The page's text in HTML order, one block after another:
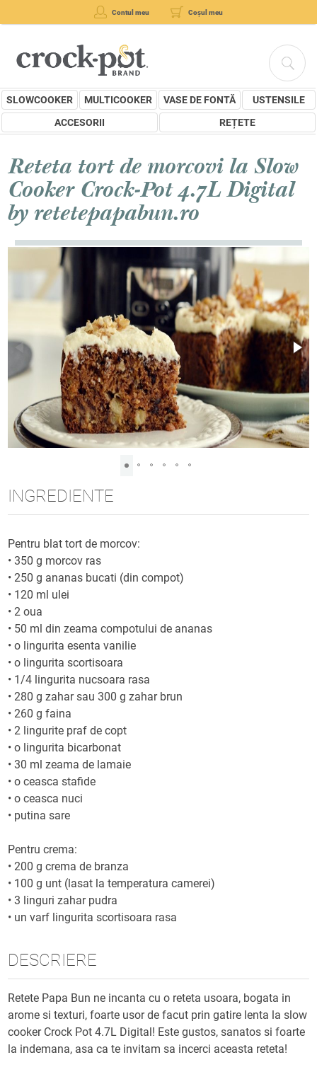
Contul meu Coșul meu
SLOWCOOKER MULTICOOKER VASE DE FONTĂ
USTENSILE
ACCESORII
REȚETE
Reteta tort de morcovi la Slow
Cooker Crock-Pot 4.7L Digital
by retetepapabun.ro
INGREDIENTE
Pentru blat tort de morcov:
•350 g morcov ras
• 250 g ananas bucati (din compot)
• 120 ml ulei
• 2 oua
• 50 ml din zeama compotului de ananas
•o lingurita esenta vanilie
•o lingurita scortisoara
• 1/4 lingurita nucsoara rasa
• 280 g zahar sau 300 g zahar brun
• 260 g faina
• 2 lingurite praf de copt
•o lingurita bicarbonat
•30 ml zeama de lamaie
•o ceasca stafide
•o ceasca nuci
• putina sare
Pentru crema:
• 200 g crema de branza
• 100 g unt (lasat la temperatura camerei)
•3 linguri zahar pudra
• un varf lingurita scortisoara rasa
DESCRIERE
Retete Papa Bun ne incanta cu o reteta usoara, bogata in
arome si texturi, foarte usor de facut prin gatire lenta la slow
cooker Crock Pot 4.7L Digital! Este gustos, sanatos si foarte
la indemana, asa ca te invitam sa incerci aceasta reteta!